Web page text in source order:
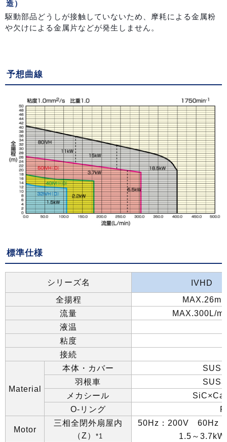
造）
駆動部品どうしが接触していないため、摩耗による金属粉
や欠けによる金属片などが発生しません。
予想曲線
標準仕様
シリーズ名 IVHD
全揚程 MAX.26m
流量 MAX.300L/
液温
粘度
接続
Material
本体・カバー
羽根車
メカシール
O- リング
Motor
三相全閉外扇屋内
（Z ） *1
50Hz ： 200V 60Hz
1.5 ～ 3.7kW